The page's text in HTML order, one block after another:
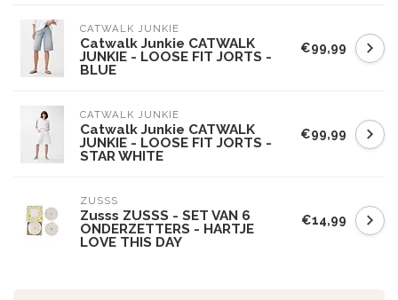
CATWALK JUNKIE
Catwalk Junkie CATWALK
JUNKIE - LOOSE FIT JORTS -
BLUE
€99,99
CATWALK JUNKIE
Catwalk Junkie CATWALK
JUNKIE - LOOSE FIT JORTS -
STAR WHITE
€99,99
ZUSSS
Zusss ZUSSS - SET VAN 6
ONDERZETTERS - HARTJE
LOVE THIS DAY
€14,99